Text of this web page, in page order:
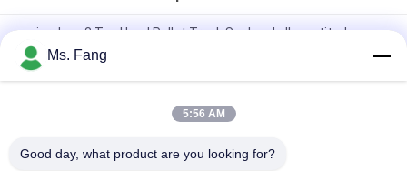
acier doux 3 Ton Hand Pallet Truck Scales de l'exactitude
500g
Balance de véhicule de transport entièrement électrique de 3
Ms. Fang
5:56 AM
Good day, what product are you looking for?